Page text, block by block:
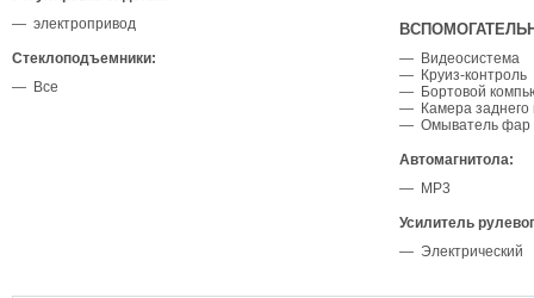
— электропривод
Стеклоподъемники:
— Все
— Видеосистема
— Круиз-контроль
— Бортовой
— Камера заднего
— Омыватель фар
Автомагнитола:
— MP3
Усилитель
— Электрический